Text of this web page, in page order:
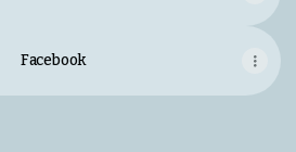
Facebook